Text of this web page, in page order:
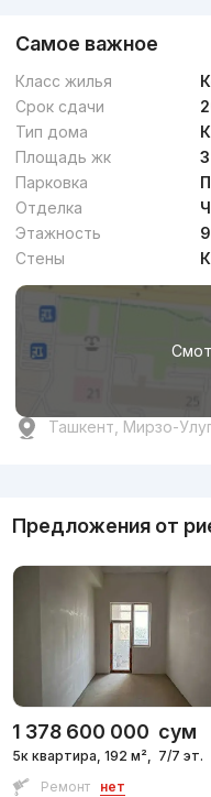
от14.8 млн сум
Сдан 2026 Chimgan
ЖК «Chimgan
от22.8 млн
,Olesya3
4к квартира, 107
Самое важное
Класс жилья
Срок сдачи
Тип дома
Площадь жк
Парковка
Отделка
Этажность
9
Стены
Ташкент, Мирзо-
Предложения от
1 378 600 000 сум
5к квартира, 192 м², 7/7 эт.
Ремонт
нет